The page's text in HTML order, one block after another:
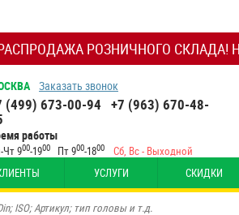
РОЗНИЧНОГО СКЛАДА!
Заказать звонок
(499) 673-00-94 +7 (963) 670-48-
работы
Чт 900-1900 Пт 900-1800 Сб, Вс - Выходной
УСЛУГИ СКИДКИ